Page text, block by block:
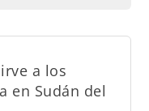
a los
en Sudán del